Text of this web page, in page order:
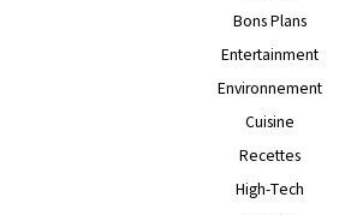
Bons Plans
Entertainment
Environnement
Cuisine
Recettes
High-Tech